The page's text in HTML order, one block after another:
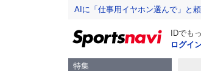
AIに「仕事用イヤホン選んで」と
IDでも
ログイ
特集